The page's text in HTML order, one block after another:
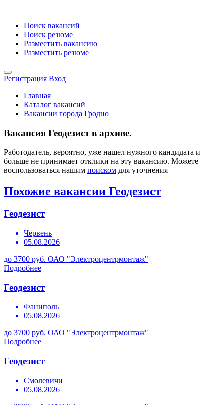
Поиск вакансий
Поиск резюме
Разместить вакансию
Разместить резюме
Регистрация Вход
Главная
Каталог вакансий
Вакансии города Гродно
Вакансия Геодезист в архиве.
Работодатель, вероятно, уже нашел нужного кандидата и
больше не принимает отклики на эту вакансию. Можете
воспользоваться нашим поиском для уточнения
Похожие вакансии Геодезист
Геодезист
Червень
05.08.2026
до 3700 руб. ОАО "Электроцентрмонтаж"
Подробнее
Геодезист
Фаниполь
05.08.2026
до 3700 руб. ОАО "Электроцентрмонтаж"
Подробнее
Геодезист
Смолевичи
05.08.2026